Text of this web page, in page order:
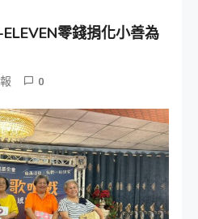
零錢捐化小善為
0